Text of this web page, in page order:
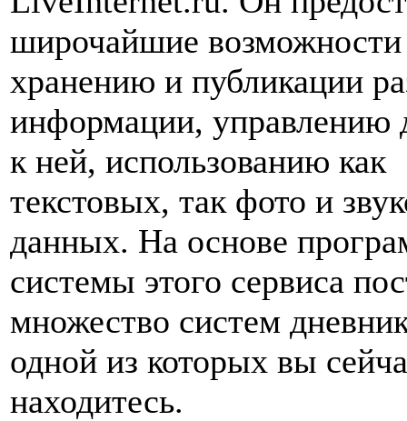
широчайшие
хранению и публикации
информации, управлению
к ней, использованию как
текстовых, так фото и
данных. На основе
системы этого сервиса
множество систем
одной из которых вы
находитесь.